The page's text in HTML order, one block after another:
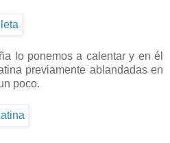
lo ponemos a calentar y en él
previamente ablandadas en
poco.